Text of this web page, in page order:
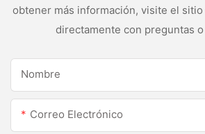
obtener más información, visite el
directamente con preguntas
Nombre
Correo Electrónico